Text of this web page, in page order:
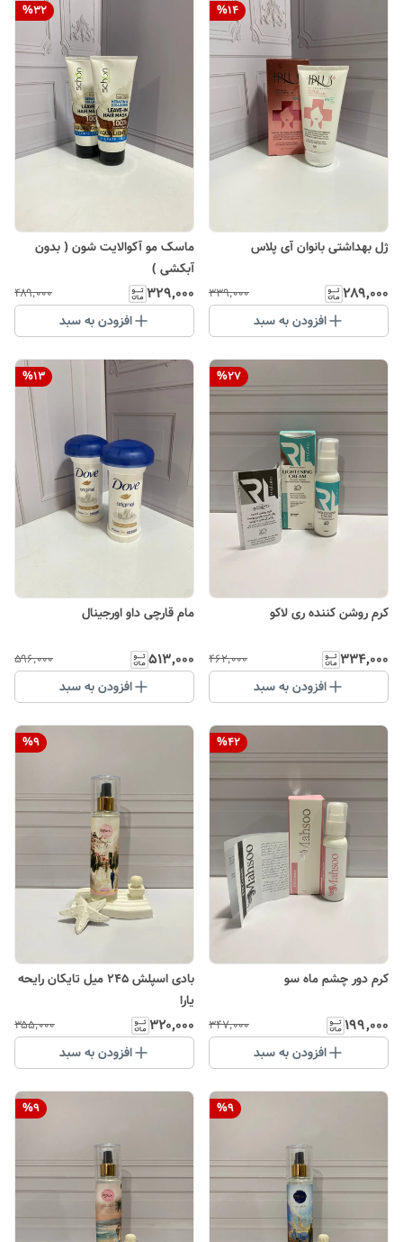
%14
ژل بهداشتی بانوان آی پلاس
۲۸۹٬۰۰۰ ۳۳۹٬۰۰۰
افزودن به سبد
%32
ماسک مو آکوالایت شون ( بدون
آبکشی )
۳۲۹٬۰۰۰ ۴۸۹٬۰۰۰
افزودن به سبد
%27
کرم روشن کننده ری لاکو
۳۳۴٬۰۰۰ ۴۶۲٬۰۰۰
افزودن به سبد
%13
مام قارچی داو اورجینال
۵۱۳٬۰۰۰ ۵۹۶٬۰۰۰
افزودن به سبد
%42
کرم دور چشم ماه سو
۱۹۹٬۰۰۰ ۳۴۷٬۰۰۰
افزودن به سبد
%9
بادی اسپلش ۲۴۵ میل تایکان رایحه
یارا
۳۲۰٬۰۰۰ ۳۵۵٬۰۰۰
افزودن به سبد
%9
%9